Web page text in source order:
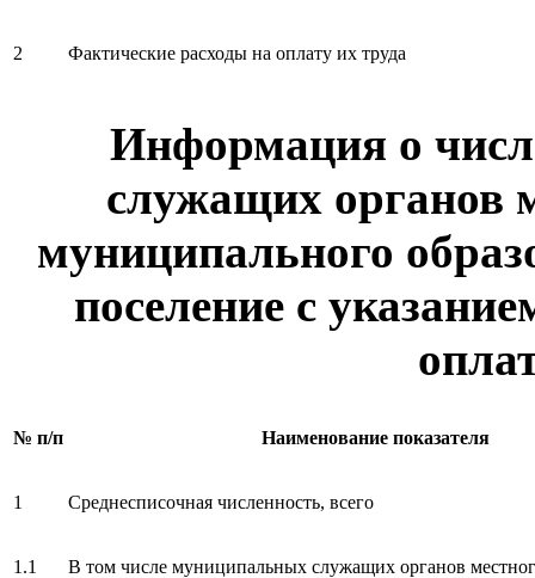
2 Фактические расходы на оплату их труда
Информация о
служащих органов
муниципального
поселение с
№ п/п Наименование показателя
1 Среднесписочная численность, всего
1.1 В том числе муниципальных служащих органов